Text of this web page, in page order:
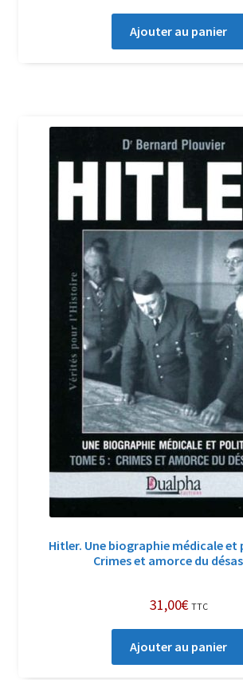
Ajouter au panier
Hitler. Une biographie médicale et
Crimes et amorce du
31,00€ TTC
Ajouter au panier